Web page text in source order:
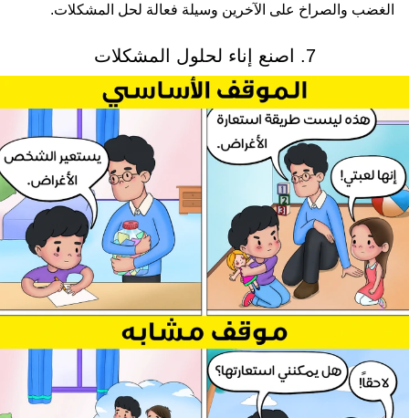
الغضب والصراخ على الآخرين وسيلة فعالة لحل المشكلات.
7. اصنع إناء لحلول المشكلات